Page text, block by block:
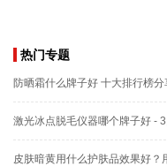
热门专题
防晒霜什么牌子好 十大排行榜分
激光冰点脱毛仪器哪个牌子好 -
皮肤暗黄用什么护肤品效果好？